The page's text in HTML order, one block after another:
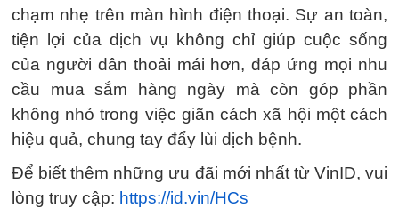
chạm nhẹ trên màn hình điện thoại. Sự an toàn,
tiện lợi của dịch vụ không chỉ giúp cuộc sống
của người dân thoải mái hơn, đáp ứng mọi nhu
cầu mua sắm hàng ngày mà còn góp phần
không nhỏ trong việc giãn cách xã hội một cách
hiệu quả, chung tay đẩy lùi dịch bệnh.
Để biết thêm những ưu đãi mới nhất từ VinID, vui
lòng truy cập: https://id.vin/HCs